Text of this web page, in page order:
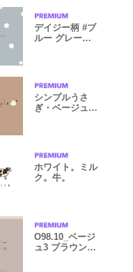
デイジー柄 #ブ
ルー グレージ
シンプルうさ
ぎ・ベージュ×
ホワイト。ミル
ク。牛。
O98.10_ベージ
ュ3 ブラウン2-